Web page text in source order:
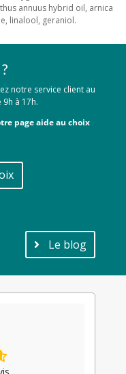
annuus hybrid oil, arnica
linalool, geraniol.
notre service client au
à 17h.
page aide au choix
Le blog